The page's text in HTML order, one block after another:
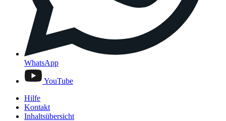
WhatsApp
YouTube
Hilfe
Kontakt
Inhaltsübersicht